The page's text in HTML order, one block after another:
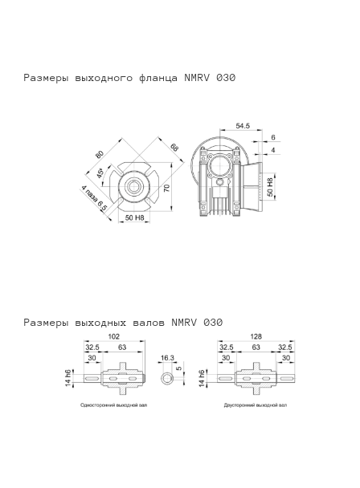
Размеры выходного фланца NMRV 030
Размеры выходных валов NMRV 030